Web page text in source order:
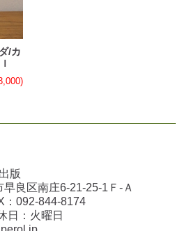
/カ
版
良区南庄6-21-25-1Ｆ-Ａ
092-844-8174
：火曜日